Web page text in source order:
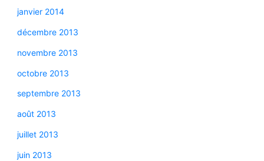
janvier 2014
décembre 2013
novembre 2013
octobre 2013
septembre 2013
août 2013
juillet 2013
juin 2013